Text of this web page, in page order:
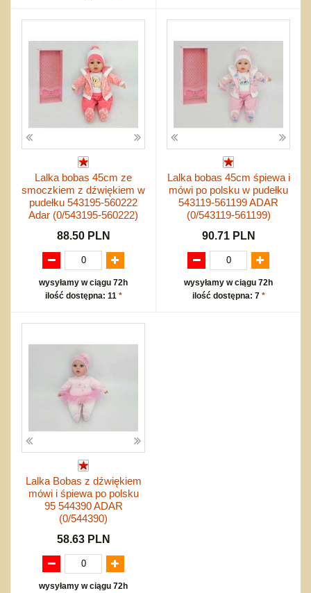
Lalka bobas 45cm ze
smoczkiem z dźwiękiem w
pudełku 543195-560222
Adar (0/543195-560222)
88.50 PLN
wysyłamy w ciągu 72h
ilość dostępna: 11 *
Lalka bobas 45cm śpiewa i
mówi po polsku w pudełku
543119-561199 ADAR
(0/543119-561199)
90.71 PLN
wysyłamy w ciągu 72h
ilość dostępna: 7 *
Lalka Bobas z dźwiękiem
mówi i śpiewa po polsku
95 544390 ADAR
(0/544390)
58.63 PLN
wysyłamy w ciągu 72h